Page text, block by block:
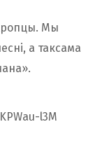
Мы
а таксама
l3M